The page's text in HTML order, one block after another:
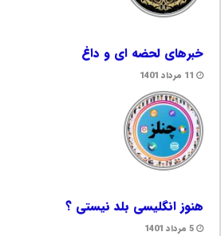
خبرهای لحضه ای و داغ
11 مرداد 1401
هنوز انگلیسی بلد نیستی ؟
5 مرداد 1401